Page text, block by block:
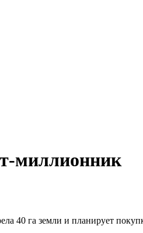
миллионник
40 га земли и планирует